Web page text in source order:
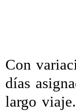
Con
días
largo